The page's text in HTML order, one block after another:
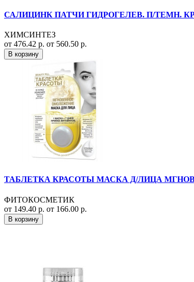
САЛИЦИНК ПАТЧИ ГИДРОГЕЛЕВ. П/ТЕМН.
ХИМСИНТЕЗ
от 476.42 р. от 560.50 р.
В корзину
ТАБЛЕТКА КРАСОТЫ МАСКА Д/ЛИЦА
ФИТОКОСМЕТИК
от 149.40 р. от 166.00 р.
В корзину